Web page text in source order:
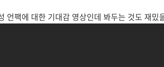
언팩에 대한 기대감 영상인데 봐두는 것도 재